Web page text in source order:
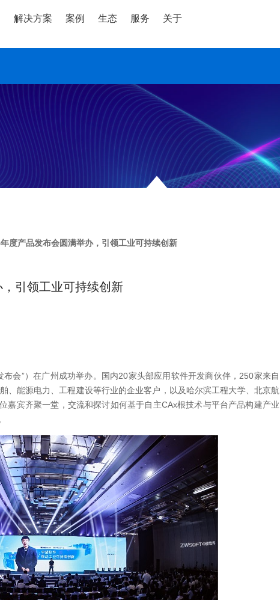
解决方案 案例 生态 服务 关于
度产品发布会圆满举办，引领工业可持续创新
引领工业可持续创新
会”）在广州成功举办。国内20家头部应用软件开发商伙伴，250家来自
、能源电力、工程建设等行业的企业客户，以及哈尔滨工程大学、北京航
嘉宾齐聚一堂，交流和探讨如何基于自主CAx根技术与平台产品构建产业